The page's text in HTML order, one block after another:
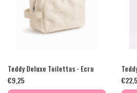
Teddy Deluxe Toilettas - Ecru
€9,25
€